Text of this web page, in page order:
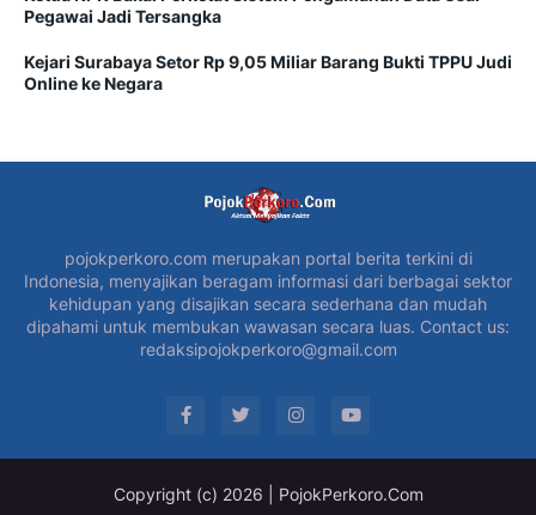
Pegawai Jadi Tersangka
Kejari Surabaya Setor Rp 9,05 Miliar Barang Bukti TPPU Judi
Online ke Negara
pojokperkoro.com merupakan portal berita terkini di
Indonesia, menyajikan beragam informasi dari berbagai sektor
kehidupan yang disajikan secara sederhana dan mudah
dipahami untuk membukan wawasan secara luas. Contact us:
redaksipojokperkoro@gmail.com
Copyright (c) 2026 | PojokPerkoro.Com